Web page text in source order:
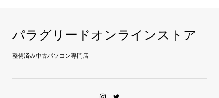
パラグリードオンラインストア
整備済み中古パソコン専門店